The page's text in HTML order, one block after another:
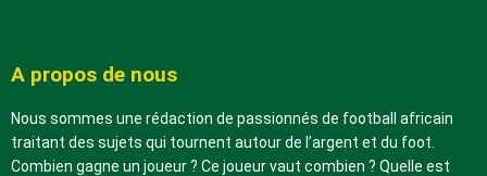
A propos de nous
Nous sommes une rédaction de passionnés de football africain
traitant des sujets qui tournent autour de l’argent et du foot.
Combien gagne un joueur ? Ce joueur vaut combien ? Quelle est